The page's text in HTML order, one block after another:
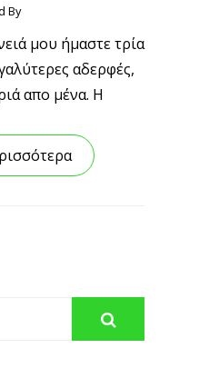
By
μου ήμαστε τρία
αδερφές,
απο μένα. Η